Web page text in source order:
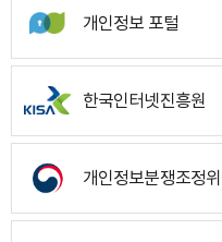
개인정보 포털
한국인터넷진흥원
개인정보분쟁조정